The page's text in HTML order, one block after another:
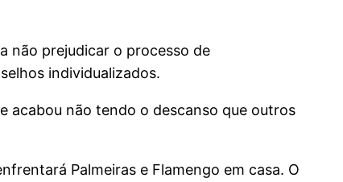
não prejudicar o processo de
individualizados.
acabou não tendo o descanso que outros
Palmeiras e Flamengo em casa. O